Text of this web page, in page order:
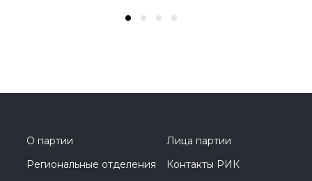
О партии
Лица партии
Региональные отделения
Контакты РИК